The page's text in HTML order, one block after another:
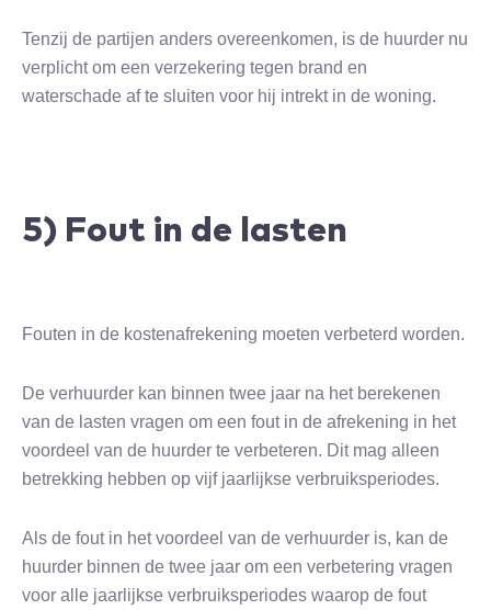
Tenzij de partijen anders overeenkomen, is de huurder nu
verplicht om een verzekering tegen brand en
waterschade af te sluiten voor hij intrekt in de woning.
5) Fout in de lasten
Fouten in de kostenafrekening moeten verbeterd worden.
De verhuurder kan binnen twee jaar na het berekenen
van de lasten vragen om een fout in de afrekening in het
voordeel van de huurder te verbeteren. Dit mag alleen
betrekking hebben op vijf jaarlijkse verbruiksperiodes.
Als de fout in het voordeel van de verhuurder is, kan de
huurder binnen de twee jaar om een verbetering vragen
voor alle jaarlijkse verbruiksperiodes waarop de fout